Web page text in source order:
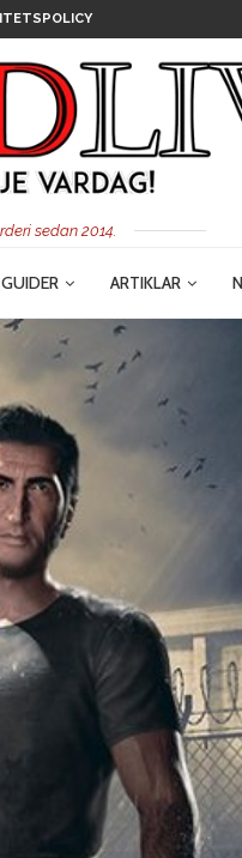
sedan 2014.
GUIDER ARTIKLAR